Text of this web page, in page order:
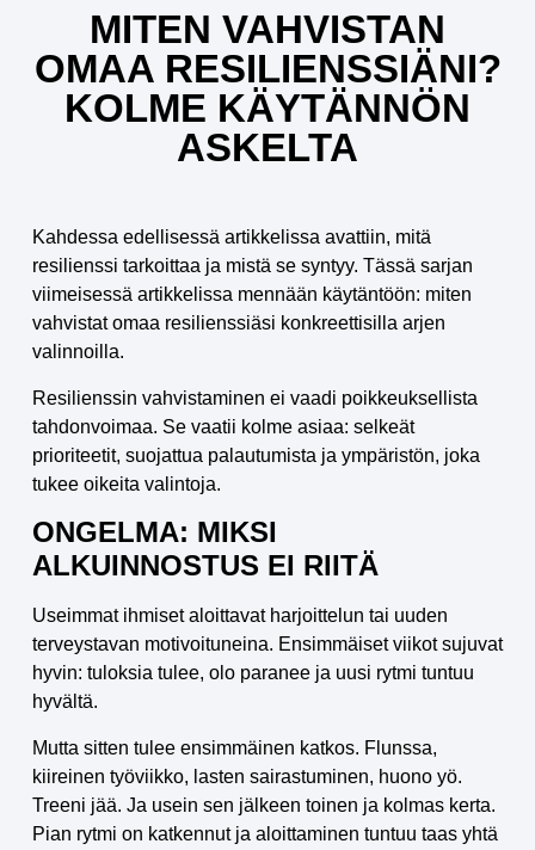
MITEN VAHVISTAN
OMAA RESILIENSSIÄNI?
KOLME KÄYTÄNNÖN
ASKELTA
Kahdessa edellisessä artikkelissa avattiin, mitä
resilienssi tarkoittaa ja mistä se syntyy. Tässä sarjan
viimeisessä artikkelissa mennään käytäntöön: miten
vahvistat omaa resilienssiäsi konkreettisilla arjen
valinnoilla.
Resilienssin vahvistaminen ei vaadi poikkeuksellista
tahdonvoimaa. Se vaatii kolme asiaa: selkeät
prioriteetit, suojattua palautumista ja ympäristön, joka
tukee oikeita valintoja.
ONGELMA: MIKSI
ALKUINNOSTUS EI RIITÄ
Useimmat ihmiset aloittavat harjoittelun tai uuden
terveystavan motivoituneina. Ensimmäiset viikot sujuvat
hyvin: tuloksia tulee, olo paranee ja uusi rytmi tuntuu
hyvältä.
Mutta sitten tulee ensimmäinen katkos. Flunssa,
kiireinen työviikko, lasten sairastuminen, huono yö.
Treeni jää. Ja usein sen jälkeen toinen ja kolmas kerta.
Pian rytmi on katkennut ja aloittaminen tuntuu taas yhtä